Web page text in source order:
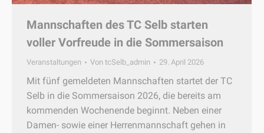
Mannschaften des TC Selb starten
voller Vorfreude in die Sommersaison
Veranstaltungen Von tcSelb_admin 29. April 2026
Mit fünf gemeldeten Mannschaften startet der TC
Selb in die Sommersaison 2026, die bereits am
kommenden Wochenende beginnt. Neben einer
Damen- sowie einer Herrenmannschaft gehen in